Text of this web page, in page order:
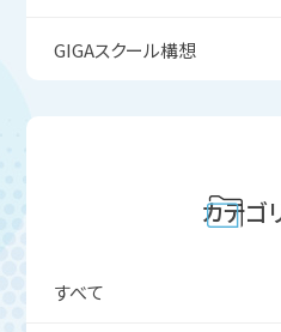
GIGAスクール構想
カテゴ
すべて